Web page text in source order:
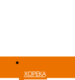
ХОРЕКА